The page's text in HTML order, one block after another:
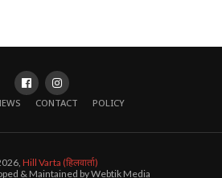
CONTACT POLICY
Hill Varta (हिलवार्ता)
& Maintained by Webtik Media